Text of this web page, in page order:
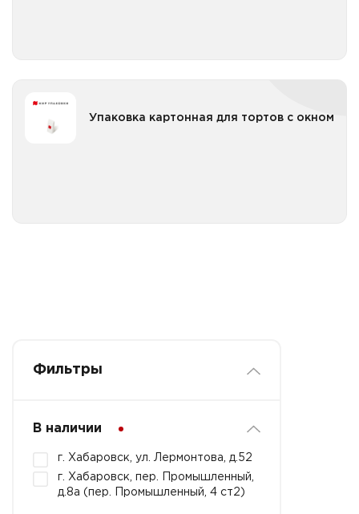
Упаковка картонная для тортов с окном
Фильтры
В наличии
г. Хабаровск, ул. Лермонтова, д.52
г. Хабаровск, пер. Промышленный,
д.8а (пер. Промышленный, 4 ст2)